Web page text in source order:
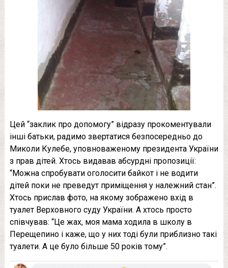
Цей “заклик про допомогу” відразу прокоментували
інші батьки, радимо звертатися безпосередньо до
Миколи Кулебе, уповноваженому президента України
з прав дітей. Хтось видавав абсурдні пропозиції:
“Можна спробувати оголосити байкот і не водити
дітей поки не преведут приміщення у належний стан”.
Хтось прислав фото, на якому зображено вхід в
туалет Верховного суду України. А хтось просто
співчував: “Це жах, моя мама ходила в школу в
Перещепино і каже, що у них тоді були приблизно такі
туалети. А це було більше 50 років тому”.